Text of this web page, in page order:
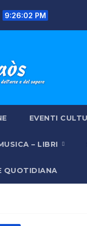
9:26:04 PM
EVENTI
– LIBRI
QUOTIDIANA